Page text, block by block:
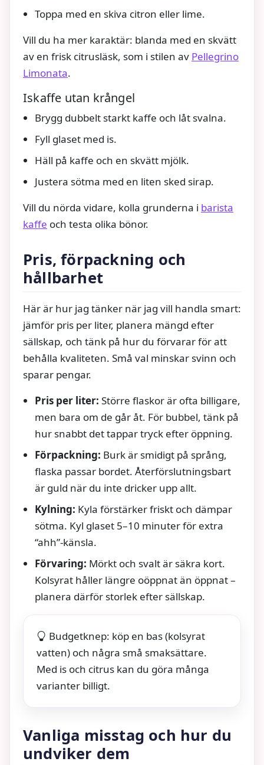
Toppa med en skiva citron eller lime.
Vill du ha mer karaktär: blanda med en skvätt
av en frisk citrusläsk, som i stilen av Pellegrino
Limonata.
Iskaffe utan krångel
Brygg dubbelt starkt kaffe och låt svalna.
Fyll glaset med is.
Häll på kaffe och en skvätt mjölk.
Justera sötma med en liten sked sirap.
Vill du nörda vidare, kolla grunderna i barista
kaffe och testa olika bönor.
Pris, förpackning och
hållbarhet
Här är hur jag tänker när jag vill handla smart:
jämför pris per liter, planera mängd efter
sällskap, och tänk på hur du förvarar för att
behålla kvaliteten. Små val minskar svinn och
sparar pengar.
Pris per liter: Större flaskor är ofta billigare,
men bara om de går åt. För bubbel, tänk på
hur snabbt det tappar tryck efter öppning.
Förpackning: Burk är smidigt på språng,
flaska passar bordet. Återförslutningsbart
är guld när du inte dricker upp allt.
Kylning: Kyla förstärker friskt och dämpar
sötma. Kyl glaset 5–10 minuter för extra
“ahh”-känsla.
Förvaring: Mörkt och svalt är säkra kort.
Kolsyrat håller längre oöppnat än öppnat –
planera därför storlek efter sällskap.
Budgetknep: köp en bas (kolsyrat
vatten) och några små smaksättare.
Med is och citrus kan du göra många
varianter billigt.
Vanliga misstag och hur du
undviker dem